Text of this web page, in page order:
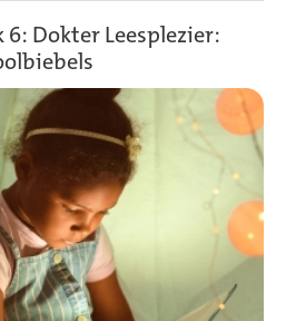
6: Dokter Leesplezier: